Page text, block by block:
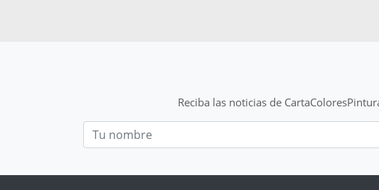
Reciba las noticias de
Nom